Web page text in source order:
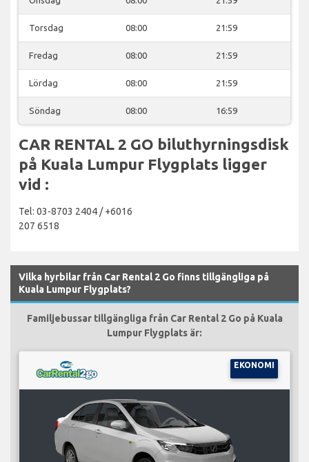
Torsdag 08:00 21:59
Fredag 08:00 21:59
Lördag 08:00 21:59
Söndag 08:00 16:59
CAR RENTAL 2 GO biluthyrningsdisk
på Kuala Lumpur Flygplats ligger
vid :
Tel: 03-8703 2404 / +6016
207 6518
Vilka hyrbilar från Car Rental 2 Go finns tillgängliga på
Kuala Lumpur Flygplats?
Familjebussar tillgängliga från Car Rental 2 Go på Kuala
Lumpur Flygplats är:
EKONOMI